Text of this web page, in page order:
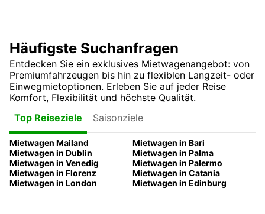
Häufigste Suchanfragen
Entdecken Sie ein exklusives Mietwagenangebot: von
Premiumfahrzeugen bis hin zu flexiblen Langzeit- oder
Einwegmietoptionen. Erleben Sie auf jeder Reise
Komfort, Flexibilität und höchste Qualität.
Top Reiseziele
Saisonziele
Mietwagen Mailand
Mietwagen in Bari
Mietwagen in Dublin
Mietwagen in Palma
Mietwagen in Venedig
Mietwagen in Palermo
Mietwagen in Florenz
Mietwagen in Catania
Mietwagen in London
Mietwagen in Edinburg